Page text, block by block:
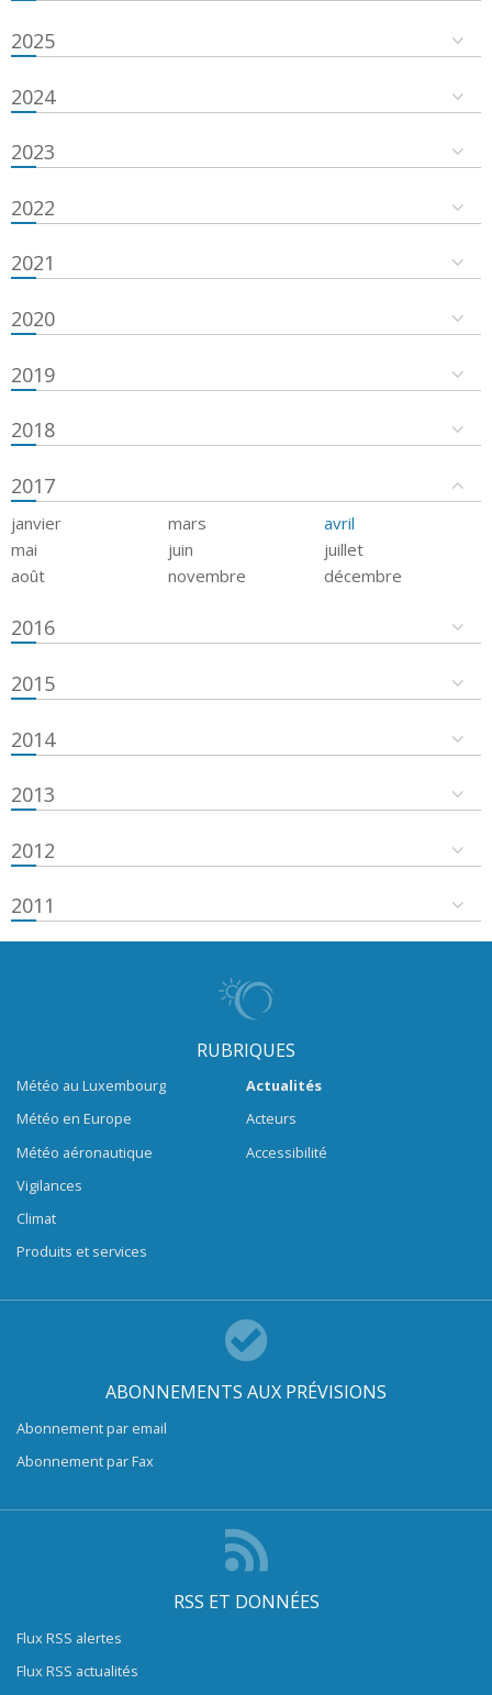
2025
2024
2023
2022
2021
2020
2019
2018
2017
janvier mars
avril
mai
juin
juillet
août
novembre décembre
2016
2015
2014
2013
2012
2011
RUBRIQUES
Météo au Luxembourg
Météo en Europe
Météo aéronautique
Vigilances
Climat
Produits et services
Actualités
Acteurs
Accessibilité
ABONNEMENTS AUX PRÉVISIONS
Abonnement par email
Abonnement par Fax
RSS ET DONNÉES
Flux RSS alertes
Flux RSS actualités